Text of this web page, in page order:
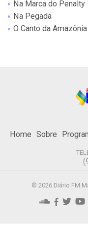
Na Marca do Penalty
Na Pegada
O Canto da Amazônia
Home Sobre
© 2026 Diário FM